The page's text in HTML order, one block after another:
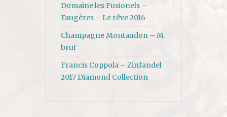
Domaine les Fusionels –
Faugères – Le rêve 2016
Champagne Montaudon – M
brut
Francis Coppola – Zinfandel
2017 Diamond Collection